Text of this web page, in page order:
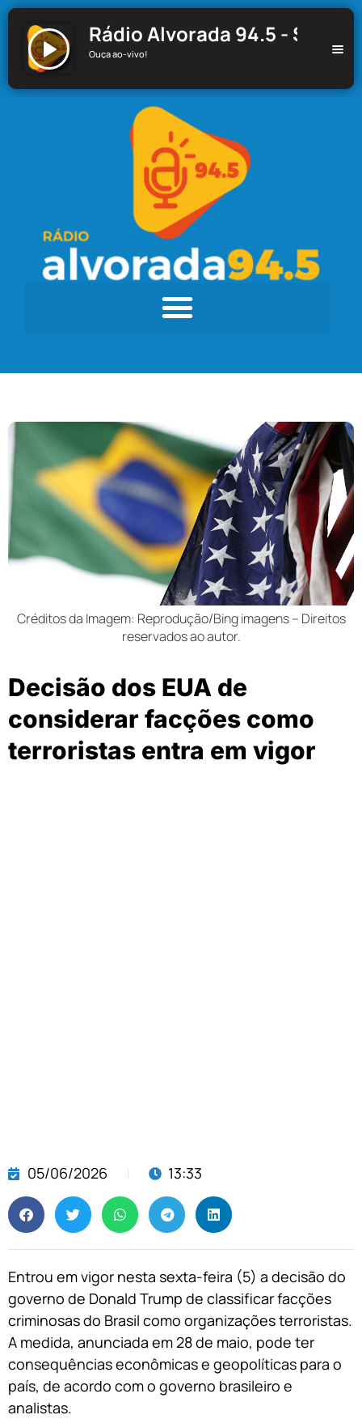
Rádio Alvorada 94.5 - Santa
Ouça ao-vivo!
Créditos da Imagem: Reprodução/Bing imagens – Direitos
reservados ao autor.
Decisão dos EUA de
considerar facções como
terroristas entra em vigor
05/06/2026 13:33
Entrou em vigor nesta sexta-feira (5) a decisão do
governo de Donald Trump de classificar facções
criminosas do Brasil como organizações terroristas.
A medida, anunciada em 28 de maio, pode ter
consequências econômicas e geopolíticas para o
país, de acordo com o governo brasileiro e
analistas.